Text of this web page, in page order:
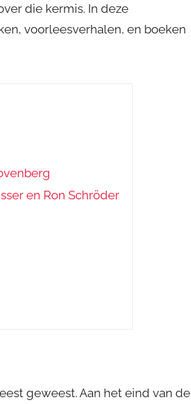
die kermis. In deze
voorleesverhalen, en boeken
en Ron Schröder
geweest. Aan het eind van de